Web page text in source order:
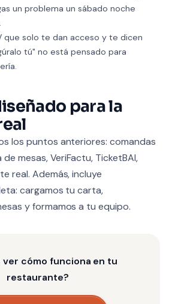
un problema un sábado noche
que solo te dan acceso y te dicen
tú" no está pensado para
para la
los puntos anteriores: comandas
de mesas, VeriFactu, TicketBAI,
real. Además, incluye
cargamos tu carta,
y formamos a tu equipo.
ver cómo funciona en tu
restaurante?